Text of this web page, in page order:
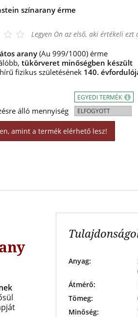
színarany érme
Legyen Ön az első, aki értékeli ezt
arany (Au 999/1000) érme
tükörveret minőségben készült
fizikus születésének 140.
álló mennyiség
EGYEDI TERMÉK
ELFOGYOTT
amint a termék elérhető lesz!
Anyag:
Átmérő:
Tömeg:
Minőség: